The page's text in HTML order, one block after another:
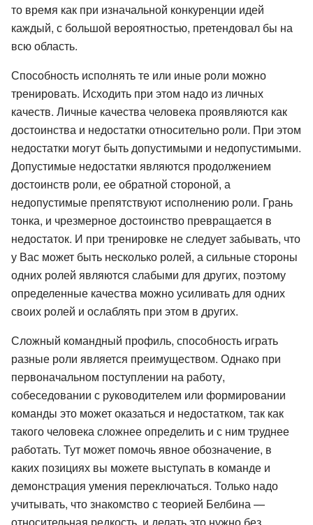
то время как при изначальной конкуренции идей
каждый, с большой вероятностью, претендовал бы на
всю область.
Способность исполнять те или иные роли можно
тренировать. Исходить при этом надо из личных
качеств. Личные качества человека проявляются как
достоинства и недостатки относительно роли. При этом
недостатки могут быть допустимыми и недопустимыми.
Допустимые недостатки являются продолжением
достоинств роли, ее обратной стороной, а
недопустимые препятствуют исполнению роли. Грань
тонка, и чрезмерное достоинство превращается в
недостаток. И при тренировке не следует забывать, что
у Вас может быть несколько ролей, а сильные стороны
одних ролей являются слабыми для других, поэтому
определенные качества можно усиливать для одних
своих ролей и ослаблять при этом в других.
Сложный командный профиль, способность играть
разные роли является преимуществом. Однако при
первоначальном поступлении на работу,
собеседовании с руководителем или формировании
команды это может оказаться и недостатком, так как
такого человека сложнее определить и с ним труднее
работать. Тут может помочь явное обозначение, в
каких позициях вы можете выступать в команде и
демонстрация умения переключаться. Только надо
учитывать, что знакомство с теорией Белбина —